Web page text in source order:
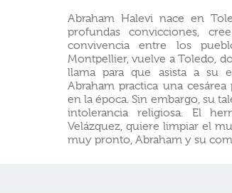
Abraham Halevi nace en
profundas convicciones,
convivencia entre los
Montpellier, vuelve a Toledo,
llama para que asista a su
Abraham practica una
en la época. Sin embargo, su
intolerancia religiosa. El
Velázquez, quiere limpiar el
muy pronto, Abraham y su